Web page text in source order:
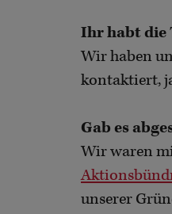
Ihr habt die
Wir haben
kontaktiert,
Gab es
Wir waren
unserer